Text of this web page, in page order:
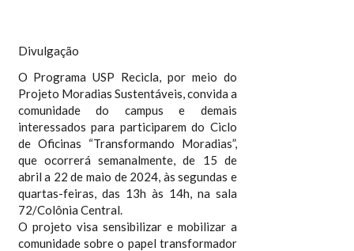
Divulgação
O Programa USP Recicla, por meio do
Projeto Moradias Sustentáveis, convida a
comunidade do campus e demais
interessados para participarem do Ciclo
de Oficinas “Transformando Moradias”,
que ocorrerá semanalmente, de 15 de
abril a 22 de maio de 2024, às segundas e
quartas-feiras, das 13h às 14h, na sala
72/Colônia Central.
O projeto visa sensibilizar e mobilizar a
comunidade sobre o papel transformador